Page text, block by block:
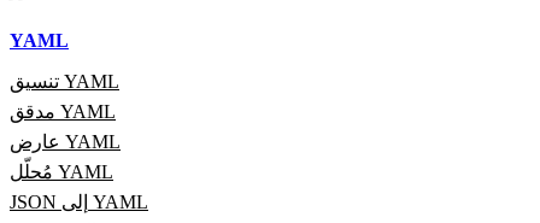
YAML
تنسيق YAML
مدقق YAML
عارض YAML
مُحلّل YAML
JSON إلى YAML